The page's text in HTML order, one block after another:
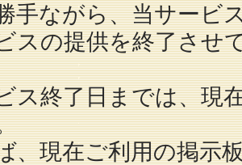
手ながら、当サービ
スの提供を終了させ
ス終了日までは、現
、現在ご利用の掲示